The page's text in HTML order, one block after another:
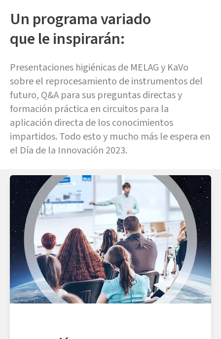
Un programa variado
que le inspirarán:
Presentaciones higiénicas de MELAG y KaVo
sobre el reprocesamiento de instrumentos del
futuro, Q&A para sus preguntas directas y
formación práctica en circuitos para la
aplicación directa de los conocimientos
impartidos. Todo esto y mucho más le espera en
el Día de la Innovación 2023.